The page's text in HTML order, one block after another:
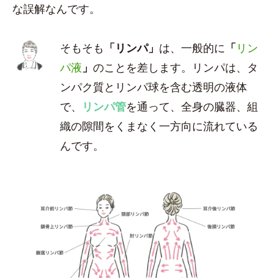
な誤解なんです。
そもそも 「リンパ」 は、一般的に 「 リン
パ液 」のことを差します。リンパは、タ
ンパク質とリンパ球を含む透明の液体
で、
リンパ管を通って、全身の臓器、組
織の隙間をくまなく一方向に流れている
んです。